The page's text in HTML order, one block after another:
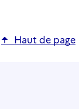
Haut de page